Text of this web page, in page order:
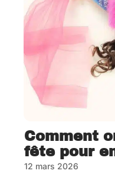
Comment
fête pour
12 mars 2026